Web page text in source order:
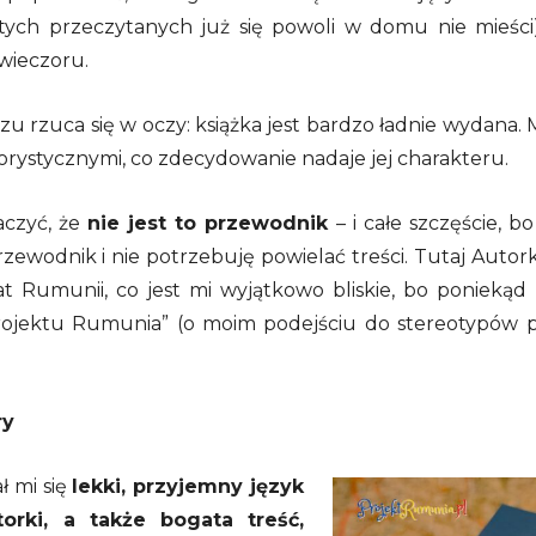
przeczytanych już się powoli w domu nie
rzuca się w oczy: książka jest bardzo ładnie
co zdecydowanie nadaje jej charakteru.
że nie jest to przewodnik– i całe szczęście,
i nie potrzebuję powielać treści. Tutaj
Rumunii, co jest mi wyjątkowo bliskie, bo poniekąd
Rumunia” (o moim podejściu do stereotypów
mi się lekki, przyjemny język
a także bogata treść,